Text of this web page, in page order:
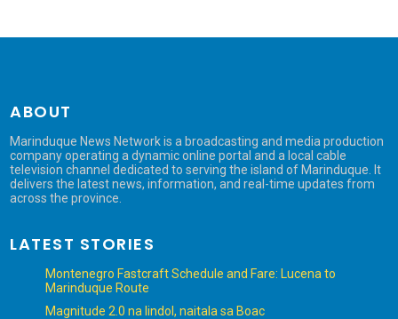
ABOUT
Marinduque News Network is a broadcasting and media production
company operating a dynamic online portal and a local cable
television channel dedicated to serving the island of Marinduque. It
delivers the latest news, information, and real-time updates from
across the province.
LATEST STORIES
Montenegro Fastcraft Schedule and Fare: Lucena to
Marinduque Route
Magnitude 2.0 na lindol, naitala sa Boac